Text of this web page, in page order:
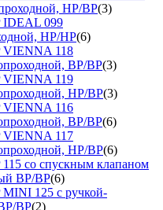
НР/ВР(3)
IDEAL 099
НР/НР(6)
VIENNA 118
ВР/ВР(3)
VIENNA 119
НР/ВР(3)
VIENNA 116
ВР/ВР(6)
VIENNA 117
НР/ВР(6)
со спускным клапаном
ВР/ВР(6)
125 с ручкой-
ВР(2)